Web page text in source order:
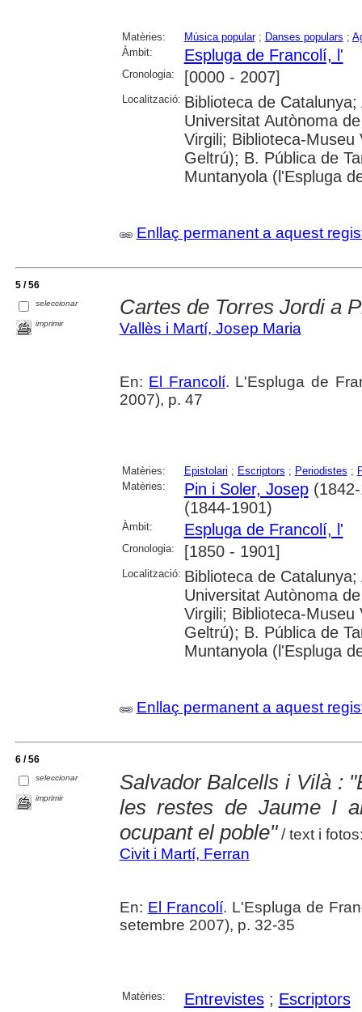
Matèries: Música popular; Danses populars ;
Àmbit:
Espluga de Francolí, l'
Cronologia: [0000 - 2007]
Localització: Biblioteca de
Universitat Autònoma
Virgili; Biblioteca-
Geltrú); B. Pública de
Muntanyola (l'Espluga
Enllaç permanent a aquest
5 / 56
seleccionar
imprimir
Cartes de Torres Jordi a
Vallès i Martí, Josep Maria
En: El Francolí. L'Espluga de
2007), p. 47
Matèries: Epistolari ; Escriptors ; Periodistes ;
Matèries:
Pin i Soler, Josep
(1844-1901)
Àmbit: Espluga de Francolí, l'
Cronologia: [1850 - 1901]
Localització: Biblioteca de
Universitat Autònoma
Virgili; Biblioteca-
Geltrú); B. Pública de
Muntanyola (l'Espluga
Enllaç permanent a aquest
6 / 56
seleccionar
imprimir
Salvador Balcells i Vilà :
les restes de Jaume I
ocupant el poble"/ text i
Civit i Martí, Ferran
En: El Francolí. L'Espluga de
setembre 2007), p. 32-35
Matèries: Entrevistes; Escriptors